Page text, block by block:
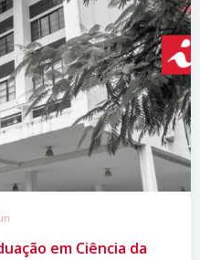
em Ciência da